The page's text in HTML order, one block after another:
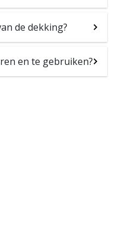
de dekking?
en te gebruiken?